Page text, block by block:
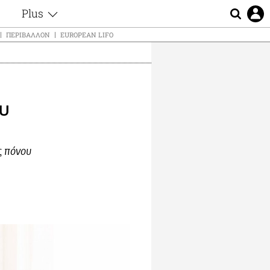
Plus
Θέματα
Videos
ΠΕΡΙΒΆΛΛΟΝ EUROPEAN LIFO
πόνου